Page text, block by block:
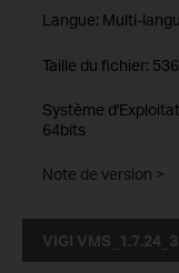
Langue: Multi-
Taille du fichier:
Système
64bits
Note de version >
VIGI